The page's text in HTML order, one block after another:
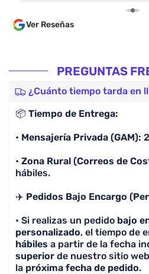
Ver Reseñas
PREGUNTAS
¿Cuánto tiempo tarda en
📦 Tiempo de Entrega:
• Mensajería Privada (GAM):
• Zona Rural (Correos de
hábiles.
✈️ Pedidos Bajo Encargo
• Si realizas un pedido bajo
personalizado, el tiempo de
hábiles a partir de la fecha
superior de nuestro sitio
la próxima fecha de pedido.